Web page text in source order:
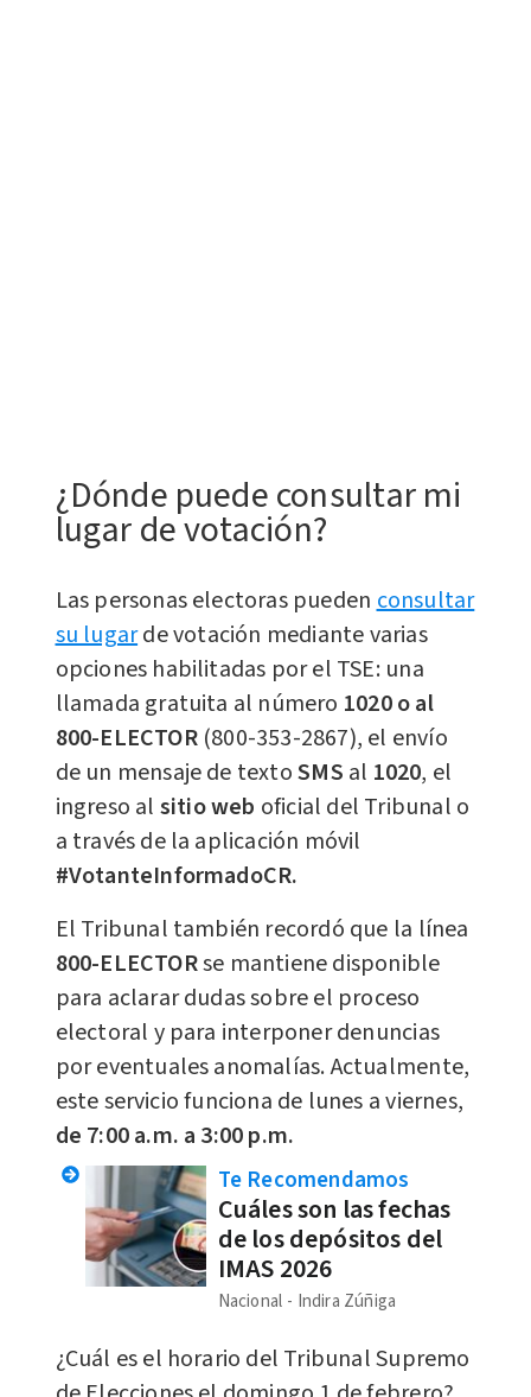
¿Dónde puede consultar mi
lugar de votación?
Las personas electoras puedenconsultar
su lugarde votación mediante varias
opciones habilitadas por el TSE: una
llamada gratuita al número 1020 o al
800-ELECTOR (800-353-2867), el envío
de un mensaje de textoSMS al 1020, el
ingreso al sitio web oficial del Tribunal o
a través de la aplicación móvil
#VotanteInformadoCR.
El Tribunal también recordó que la línea
800-ELECTORse mantiene disponible
para aclarar dudas sobre el proceso
electoral y para interponer denuncias
por eventuales anomalías. Actualmente,
este servicio funciona de lunes a viernes,
de 7:00 a.m. a 3:00 p.m.
Te Recomendamos
Cuáles son las fechas
de los depósitos del
IMAS 2026
Nacional Indira Zúñiga
¿Cuál es el horario del Tribunal Supremo